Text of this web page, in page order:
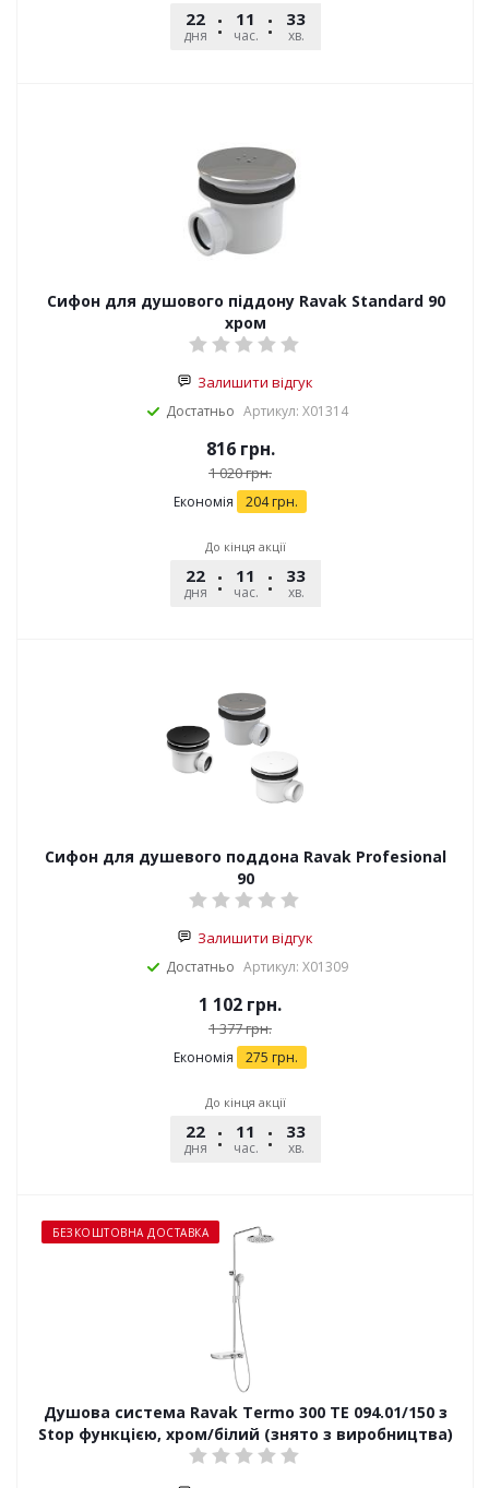
22
дня
11
час.
33
хв.
Сифон для душового піддону Ravak Standard 90
хром
Залишити відгук
Достатньо Артикул: X01314
816грн.
1 020грн.
Економія 204грн.
До кінця акції
22
дня
11
час.
33
хв.
Сифон для душевого поддона Ravak Profesional
90
Залишити відгук
Достатньо Артикул: X01309
1 102 грн.
1 377грн.
Економія 275 грн.
До кінця акції
22
дня
11
час.
33
хв.
БЕЗКОШТОВНА ДОСТАВКА
Душова система Ravak Termo 300 TE 094.01/150 з
Stop функцією, хром/білий (знято з виробництва)